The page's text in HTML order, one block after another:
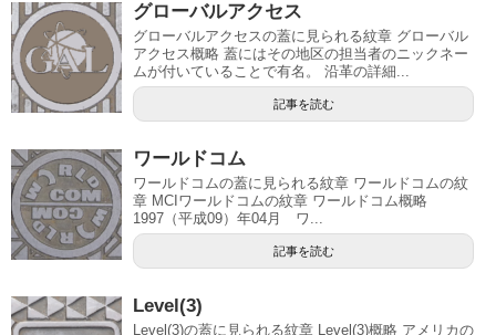
グローバルアクセス
グローバルアクセスの蓋に見られる紋章 グローバル
アクセス概略 蓋にはその地区の担当者のニックネー
ムが付いていることで有名。 沿革の詳細...
記事を読む
ワールドコム
ワールドコムの蓋に見られる紋章 ワールドコムの紋
章 MCIワールドコムの紋章 ワールドコム概略
1997（平成09）年04月 ワ...
記事を読む
Level(3)
Level(3)の蓋に見られる紋章 Level(3)概略 アメリカの